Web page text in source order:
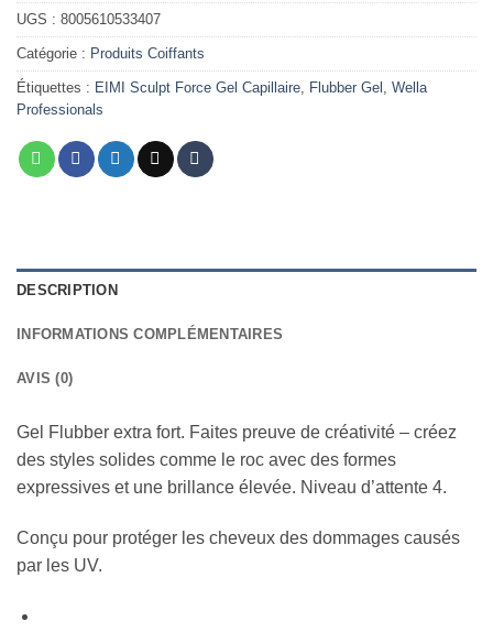
UGS : 8005610533407
Catégorie : Produits Coiffants
Étiquettes : EIMI Sculpt Force Gel Capillaire Flubber Gel
Wella
Professionals
DESCRIPTION
INFORMATIONS COMPLÉMENTAIRES
AVIS (0)
Gel Flubber extra fort. Faites preuve de créativité – créez
des styles solides comme le roc avec des formes
expressives et une brillance élevée. Niveau d’attente 4.
Conçu pour protéger les cheveux des dommages causés
par les UV.